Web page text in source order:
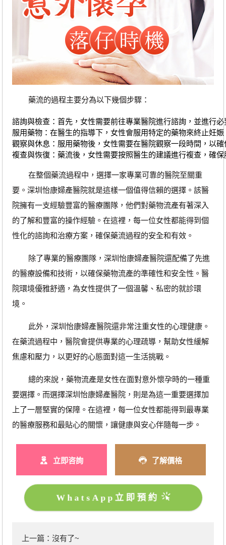
藥流的過程主要分為以下幾個步驟：
諮詢與檢查：首先，女性需要前往專業醫院進行諮詢，並進行
服用藥物：在醫生的指導下，女性會服用特定的藥物來終止妊
觀察與休息：服用藥物後，女性需要在醫院觀察一段時間，以
複查與恢復：藥流後，女性需要按照醫生的建議進行複查，確
在整個藥流過程中，選擇一家專業可靠的醫院至關重
要。深圳怡康婦產醫院就是這樣一個值得信賴的選擇。該醫
院擁有一支經驗豐富的醫療團隊，他們對藥物流產有著深入
的了解和豐富的操作經驗。在這裡，每一位女性都能得到個
性化的諮詢和治療方案，確保藥流過程的安全和有效。
除了專業的醫療團隊，深圳怡康婦產醫院還配備了先進
的醫療設備和技術，以確保藥物流產的準確性和安全性。醫
院環境優雅舒適，為女性提供了一個溫馨、私密的就診環
境。
此外，深圳怡康婦產醫院還非常注重女性的心理健康。
在藥流過程中，醫院會提供專業的心理疏導，幫助女性緩解
焦慮和壓力，以更好的心態面對這一生活挑戰。
總的來說，藥物流產是女性在面對意外懷孕時的一種重
要選擇。而選擇深圳怡康婦產醫院，則是為這一重要選擇加
上了一層堅實的保障。在這裡，每一位女性都能得到最專業
的醫療服務和最貼心的關懷，讓健康與安心伴隨每一步。
立即咨詢 了解價格
WhatsApp立即預約
上一篇：沒有了~